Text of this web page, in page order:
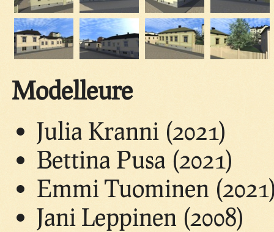
Modelleure
Julia Kranni (2021)
Bettina Pusa (2021)
Emmi Tuominen
Jani Leppinen (2008)